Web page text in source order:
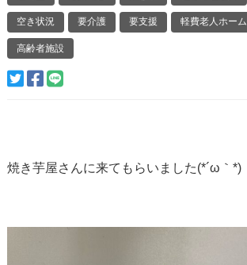
空き状況 要介護 要支援 軽費老人ホーム
高齢者施設
焼き芋屋さんに来てもらいました(*´ω｀*)